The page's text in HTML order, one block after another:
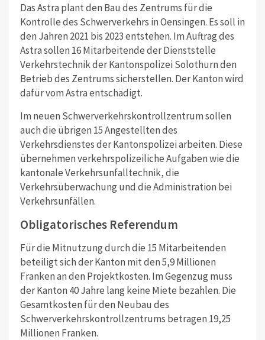
Das Astra plant den Bau des Zentrums für die
Kontrolle des Schwerverkehrs in Oensingen. Es soll in
den Jahren 2021 bis 2023 entstehen. Im Auftrag des
Astra sollen 16 Mitarbeitende der Dienststelle
Verkehrstechnik der Kantonspolizei Solothurn den
Betrieb des Zentrums sicherstellen. Der Kanton wird
dafür vom Astra entschädigt.
Im neuen Schwerverkehrskontrollzentrum sollen
auch die übrigen 15 Angestellten des
Verkehrsdienstes der Kantonspolizei arbeiten. Diese
übernehmen verkehrspolizeiliche Aufgaben wie die
kantonale Verkehrsunfalltechnik, die
Verkehrsüberwachung und die Administration bei
Verkehrsunfällen.
Obligatorisches Referendum
Für die Mitnutzung durch die 15 Mitarbeitenden
beteiligt sich der Kanton mit den 5,9 Millionen
Franken an den Projektkosten. Im Gegenzug muss
der Kanton 40 Jahre lang keine Miete bezahlen. Die
Gesamtkosten für den Neubau des
Schwerverkehrskontrollzentrums betragen 19,25
Millionen Franken.